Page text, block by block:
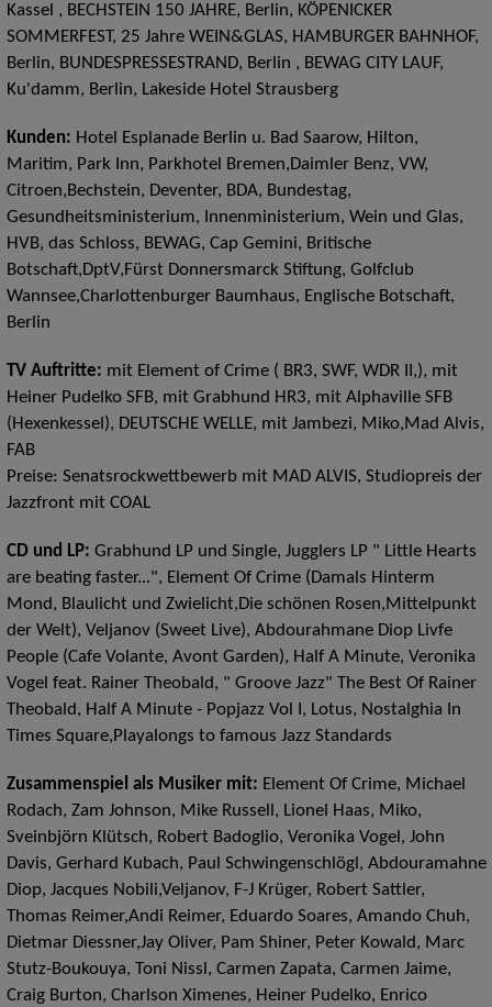
Kassel , BECHSTEIN 150 JAHRE, Berlin, KÖPENICKER
SOMMERFEST, 25 Jahre WEIN&GLAS, HAMBURGER BAHNHOF,
Berlin, BUNDESPRESSESTRAND, Berlin , BEWAG CITY LAUF,
Ku'damm, Berlin, Lakeside Hotel Strausberg
Kunden: Hotel Esplanade Berlin u. Bad Saarow, Hilton,
Maritim, Park Inn, Parkhotel Bremen,Daimler Benz, VW,
Citroen,Bechstein, Deventer, BDA, Bundestag,
Gesundheitsministerium, Innenministerium, Wein und Glas,
HVB, das Schloss, BEWAG, Cap Gemini, Britische
Botschaft,DptV,Fürst Donnersmarck Stiftung, Golfclub
Wannsee,Charlottenburger Baumhaus, Englische Botschaft,
Berlin
TV Auftritte: mit Element of Crime ( BR3, SWF, WDR II,), mit
Heiner Pudelko SFB, mit Grabhund HR3, mit Alphaville SFB
(Hexenkessel), DEUTSCHE WELLE, mit Jambezi, Miko,Mad Alvis,
FAB
Preise: Senatsrockwettbewerb mit MAD ALVIS, Studiopreis der
Jazzfront mit COAL
CD und LP: Grabhund LP und Single, Jugglers LP " Little Hearts
are beating faster...", Element Of Crime (Damals Hinterm
Mond, Blaulicht und Zwielicht,Die schönen Rosen,Mittelpunkt
der Welt), Veljanov (Sweet Live), Abdourahmane Diop Livfe
People (Cafe Volante, Avont Garden), Half A Minute, Veronika
Vogel feat. Rainer Theobald, " Groove Jazz" The Best Of Rainer
Theobald, Half A Minute - Popjazz Vol I, Lotus, Nostalghia In
Times Square,Playalongs to famous Jazz Standards
Zusammenspiel als Musiker mit: Element Of Crime, Michael
Rodach, Zam Johnson, Mike Russell, Lionel Haas, Miko,
Sveinbjörn Klütsch, Robert Badoglio, Veronika Vogel, John
Davis, Gerhard Kubach, Paul Schwingenschlögl, Abdouramahne
Diop, Jacques Nobili,Veljanov, F-J Krüger, Robert Sattler,
Thomas Reimer,Andi Reimer, Eduardo Soares, Amando Chuh,
Dietmar Diessner,Jay Oliver, Pam Shiner, Peter Kowald, Marc
Stutz-Boukouya, Toni Nissl, Carmen Zapata, Carmen Jaime,
Craig Burton, Charlson Ximenes, Heiner Pudelko, Enrico